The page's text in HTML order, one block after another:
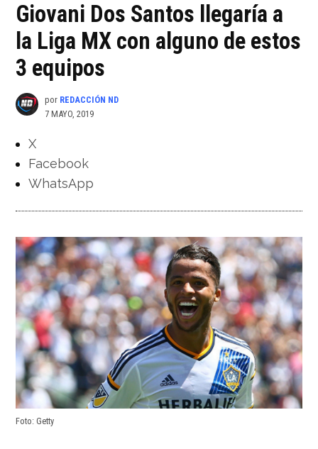
Giovani Dos Santos llegaría a
la Liga MX con alguno de estos
3 equipos
por REDACCIÓN ND
7 MAYO, 2019
X
Facebook
WhatsApp
Foto: Getty